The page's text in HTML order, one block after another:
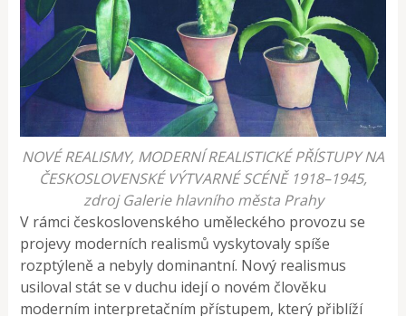
NOVÉ REALISMY, MODERNÍ REALISTICKÉ PŘÍSTUPY NA
ČESKOSLOVENSKÉ VÝTVARNÉ SCÉNĚ 1918–1945,
zdroj Galerie hlavního města Prahy
V rámci československého uměleckého provozu se
projevy moderních realismů vyskytovaly spíše
rozptýleně a nebyly dominantní. Nový realismus
usiloval stát se v duchu idejí o novém člověku
moderním interpretačním přístupem, který přiblíží